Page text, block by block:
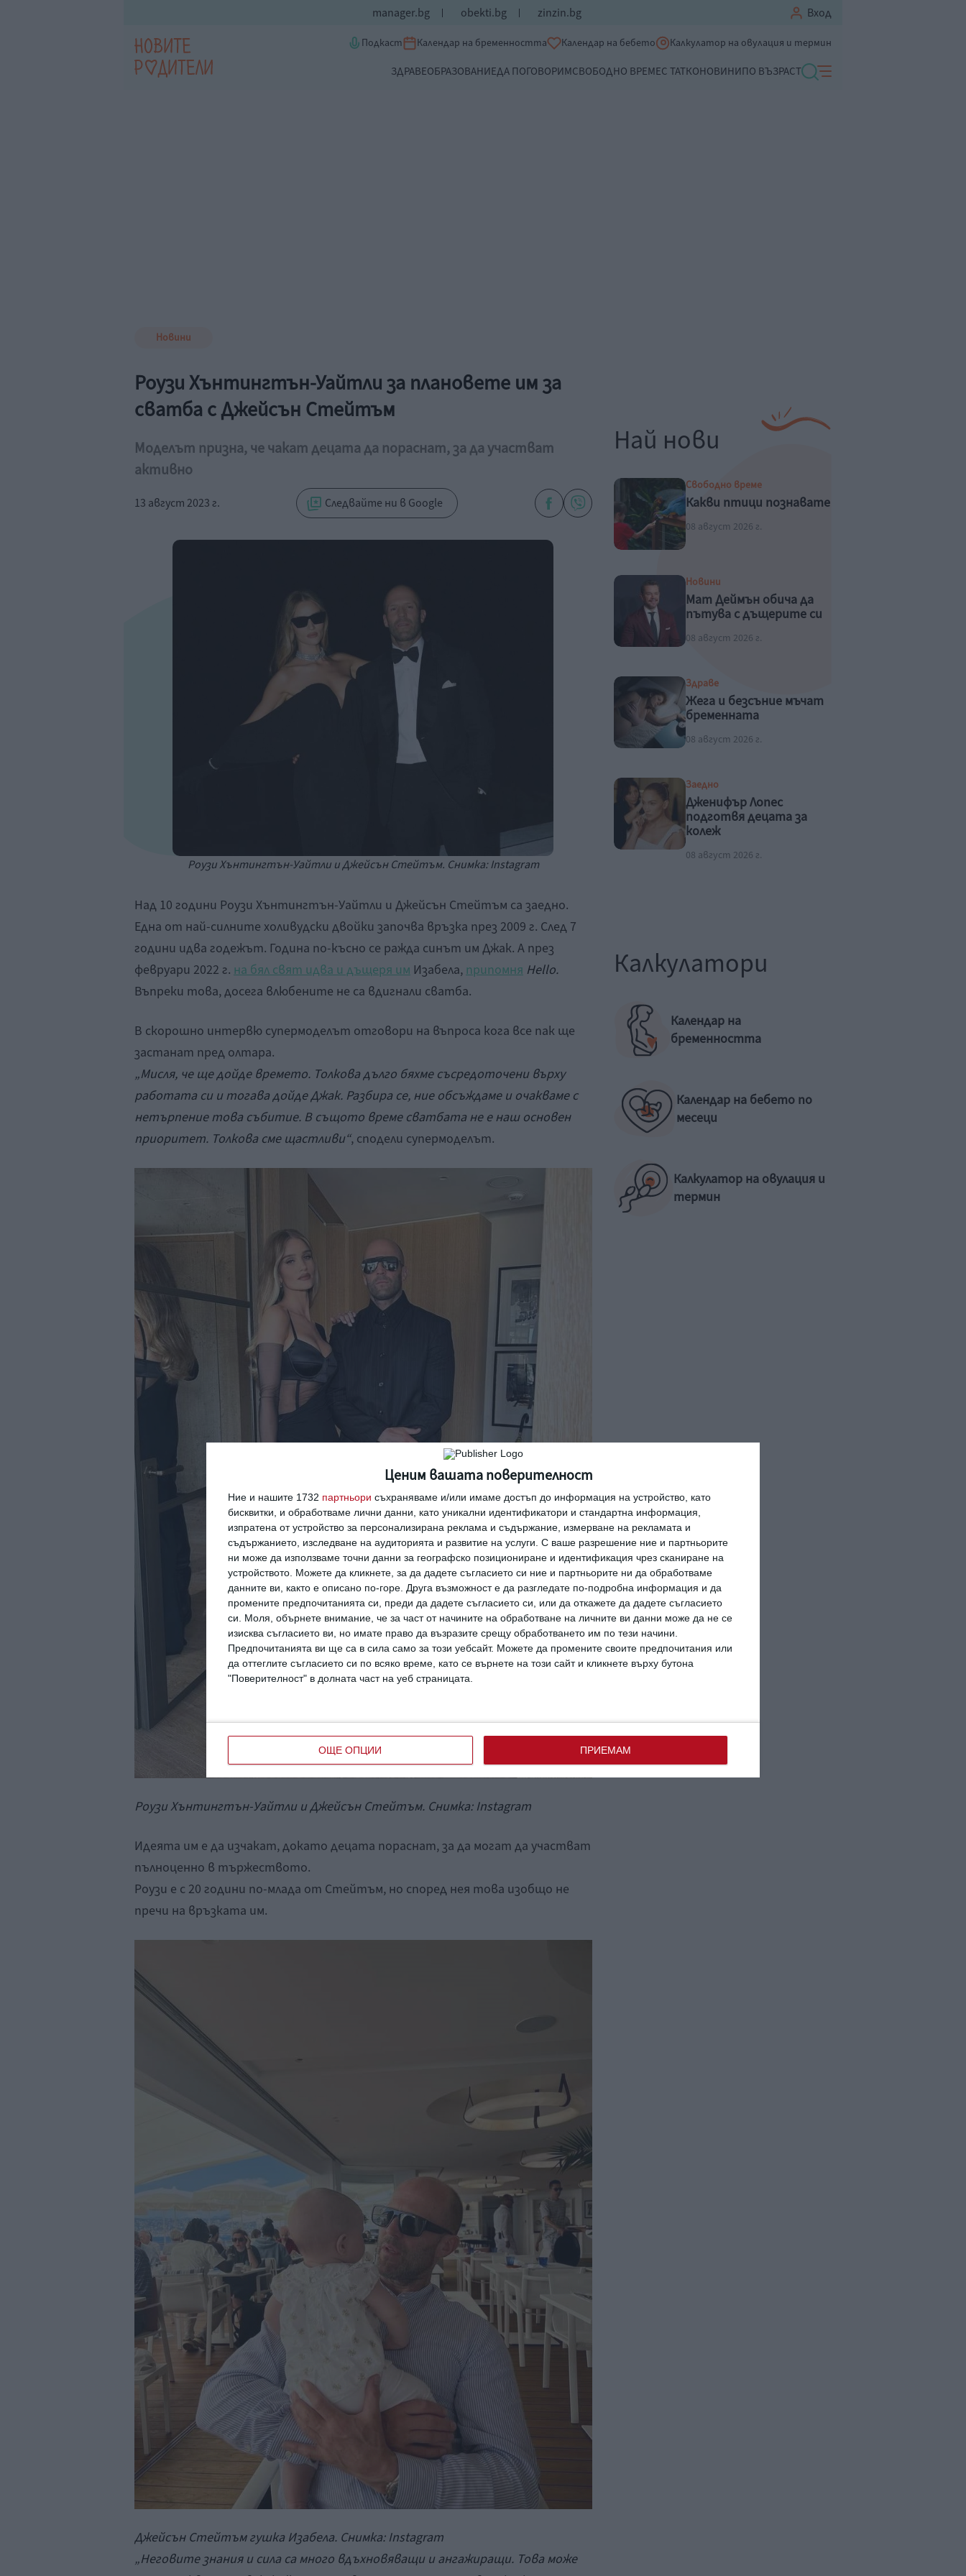
Ценим вашата поверителност
Ние и нашите 1732 партньори съхраняваме и/или имаме достъп до информация на устройство, като
бисквитки, и обработваме лични данни, като уникални идентификатори и стандартна информация,
изпратена от устройство за персонализирана реклама и съдържание, измерване на рекламата и
съдържанието, изследване на аудиторията и развитие на услуги. С ваше разрешение ние и партньорите
ни може да използваме точни данни за географско позициониране и идентификация чрез сканиране на
устройството. Можете да кликнете, за да дадете съгласието си ние и партньорите ни да обработваме
данните ви, както е описано по-горе. Друга възможност е да разгледате по-подробна информация и да
промените предпочитанията си, преди да дадете съгласието си, или да откажете да дадете съгласието
си.
Моля, обърнете внимание, че за част от начините на обработване на личните ви данни може да не се
изисква съгласието ви, но имате право да възразите срещу обработването им по тези начини.
Предпочитанията ви ще са в сила само за този уебсайт. Можете да промените своите предпочитания или
да оттеглите съгласието си по всяко време, като се върнете на този сайт и кликнете върху бутона
"Поверителност" в долната част на уеб страницата.
ОЩЕ ОПЦИИ ПРИЕМАМ
manager.bg obekti.bg zinzin.bg Вход
Подкаст Календар на бременността Календар на бебето Калкулатор на овулация и термин
ЗДРАВЕОБРАЗОВАНИЕДА ПОГОВОРИМСВОБОДНО ВРЕМЕС ТАТКОНОВИНИПО ВЪЗРАСТ
Новини
Роузи Хънтингтън-Уайтли за плановете им за
сватба с Джейсън Стейтъм
Моделът призна, че чакат децата да пораснат, за да участват
активно
13 август 2023 г. Следвайте ни в Google
Роузи Хънтингтън-Уайтли и Джейсън Стейтъм. Снимка: Instagram
Над 10 години Роузи Хънтингтън-Уайтли и Джейсън Стейтъм са заедно.
Една от най-силните холивудски двойки започва връзка през 2009 г. След 7
години идва годежът. Година по-късно се ражда синът им Джак. А през
февруари 2022 г. на бял свят идва и дъщеря им Изабела,припомня Hello.
Въпреки това, досега влюбените не са вдигнали сватба.
В скорошно интервю супермоделът отговори на въпроса кога все пак ще
застанат пред олтара.
„Мисля, че ще дойде времето. Толкова дълго бяхме съсредоточени върху
работата си и тогава дойде Джак. Разбира се, ние обсъждаме и очакваме с
нетърпение това събитие. В същото време сватбата не е наш основен
приоритет. Толкова сме щастливи“, сподели супермоделът.
Роузи Хънтингтън-Уайтли и Джейсън Стейтъм. Снимка: Instagram
Идеята им е да изчакат, докато децата пораснат, за да могат да участват
пълноценно в тържеството.
Роузи е с 20 години по-млада от Стейтъм, но според нея това изобщо не
пречи на връзката им.
Джейсън Стейтъм гушка Изабела. Снимка: Instagram
„Неговите знания и сила са много вдъхновяващи и ангажиращи. Това може
Най нови
Свободно време
Какви птици познавате
08 август 2026 г.
Новини
Мат Деймън обича да
пътува с дъщерите си
08 август 2026 г.
Здраве
Жега и безсъние мъчат
бременната
08 август 2026 г.
Заедно
Дженифър Лопес
подготвя децата за
колеж
08 август 2026 г.
Калкулатори
Календар на
бременността
Календар на бебето по
месеци
Калкулатор на овулация и
термин